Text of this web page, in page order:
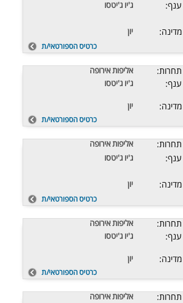
ענף: ג'יו ג'יטסו
מדינה: יון
כרטיס הספורטאי/ת
תחרות: אליפות אירופה
ענף: ג'יו ג'יטסו
מדינה: יון
כרטיס הספורטאי/ת
תחרות: אליפות אירופה
ענף: ג'יו ג'יטסו
מדינה: יון
כרטיס הספורטאי/ת
תחרות: אליפות אירופה
ענף: ג'יו ג'יטסו
מדינה: יון
כרטיס הספורטאי/ת
תחרות: אליפות אירופה